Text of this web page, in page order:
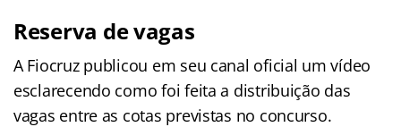
Reserva de vagas
A Fiocruz publicou em seu canal oficial um vídeo
esclarecendo como foi feita a distribuição das
vagas entre as cotas previstas no concurso.